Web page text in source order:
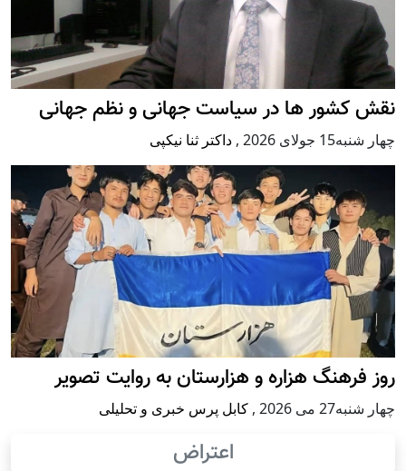
نقش کشور ها در سیاست جهانی و نظم جهانی
چهار شنبه15 جولای 2026 , داکتر ثنا نیکپی
روز فرهنگ هزاره و هزارستان به روایت تصویر
چهار شنبه27 می 2026 , کابل پرس خبری و تحلیلی
اعتراض